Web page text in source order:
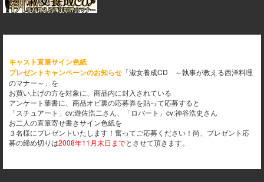
キャスト直筆サイン色紙
プレゼントキャンペーンのお知らせ 「淑女養成CD ～執事が教える西洋料理
のマナー～」を
お買い上げの方を対象に、商品内に封入されている
アンケート葉書に、商品オビ裏の応募券を貼って応募すると
「スチュアート」cv:遊佐浩二さん、「ロバート」cv:神谷浩史さん
お二人の直筆寄せ書きサイン色紙を
３名様にプレゼントいたします！奮ってご応募ください！尚、プレゼント応
募の締め切りは2008年11月末日までとさせて頂きます。